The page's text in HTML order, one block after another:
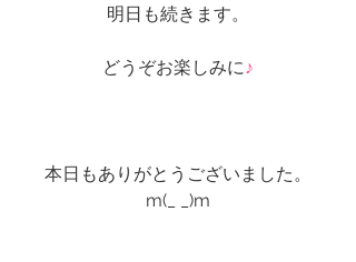
明日も続きます。
どうぞお楽しみに♪
本日もありがとうございました。
m(_ _)m